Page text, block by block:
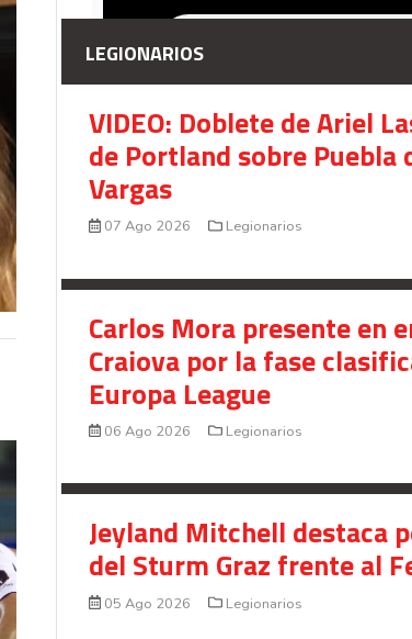
LEGIONARIOS
VIDEO: Doblete de Ariel
de Portland sobre Puebla
Vargas
07 Ago 2026 Legionarios
Carlos Mora presente en
Craiova por la fase
Europa League
06 Ago 2026 Legionarios
Jeyland Mitchell destaca
del Sturm Graz frente al
05 Ago 2026 Legionarios